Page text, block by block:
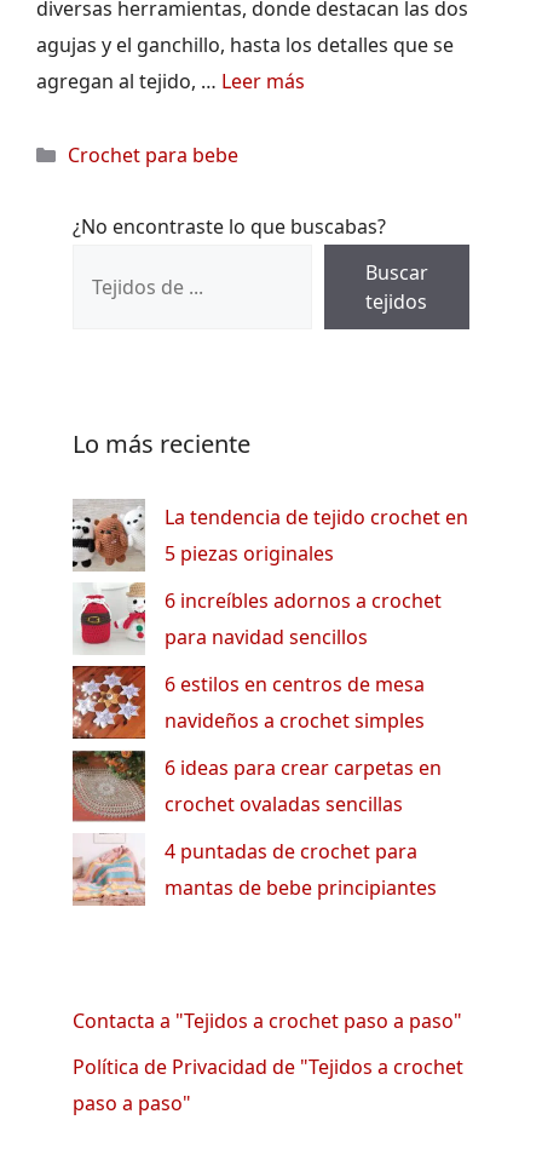
diversas herramientas, donde destacan las dos
agujas y el ganchillo, hasta los detalles que se
agregan al tejido, … Leer más
Categorías
Crochet para bebe
¿No encontraste lo que buscabas?
Buscar
tejidos
Lo más reciente
La tendencia de tejido crochet en
5 piezas originales
6 increíbles adornos a crochet
para navidad sencillos
6 estilos en centros de mesa
navideños a crochet simples
6 ideas para crear carpetas en
crochet ovaladas sencillas
4 puntadas de crochet para
mantas de bebe principiantes
Contacta a "Tejidos a crochet paso a paso"
Política de Privacidad de "Tejidos a crochet
paso a paso"